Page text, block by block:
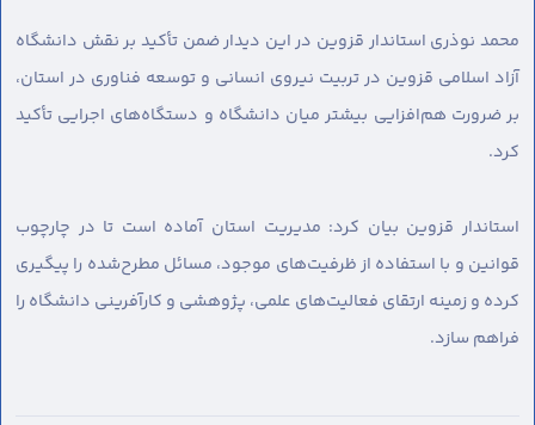
محمد نوذری استاندار قزوین در این دیدار ضمن تأکید بر نقش دانشگاه
آزاد اسلامی قزوین در تربیت نیروی انسانی و توسعه فناوری در استان،
بر ضرورت هم‌افزایی بیشتر میان دانشگاه و دستگاه‌های اجرایی تأکید
کرد.
استاندار قزوین بیان کرد: مدیریت استان آماده است تا در چارچوب
قوانین و با استفاده از ظرفیت‌های موجود، مسائل مطرح‌شده را پیگیری
کرده و زمینه ارتقای فعالیت‌های علمی، پژوهشی و کارآفرینی دانشگاه را
فراهم سازد.